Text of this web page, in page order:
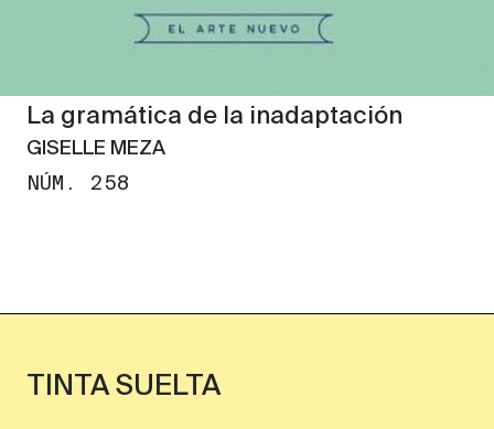
La gramática de la inadaptación
GISELLE MEZA
NÚM. 258
TINTA SUELTA